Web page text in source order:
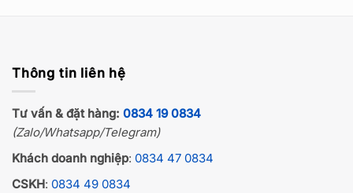
Thông tin liên hệ
Tư vấn & đặt hàng: 0834 19 0834
(Zalo/Whatsapp/Telegram)
Khách doanh nghiệp: 0834 47 0834
CSKH: 0834 49 0834